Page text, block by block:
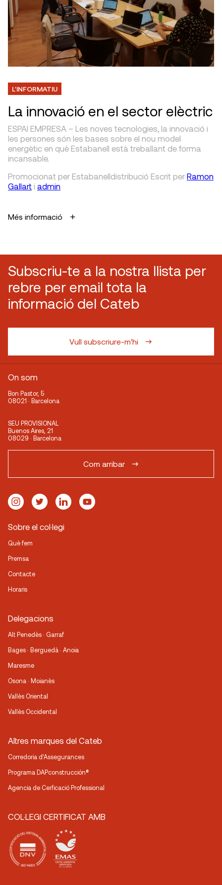
L'INFORMATIU
La innovació en el sector elèctric
ESPAI EMPRESA – Les noves tecnologies, la innovació i
les persones són les bases sobre el nou model
energètic en què Estabanell està treballant de forma
incansable.
Promocionat per Estabanelldistribució Escrit per Ramon
Gallart i admin
Més informació
Subscriu-te a la nostra llista per
rebre per email tota la
informació del Cateb
Vull subscriure-m'hi
On som
Bon Pastor, 5
08021 · Barcelona
SEU PROVISIONAL
Buenos Aires, 21
08029 · Barcelona
Com arribar
Sobre el col·legi
Què fem
Premsa
Contacte
Horaris
Delegacions
Alt Penedès · Garraf
Bages · Berguedà · Anoia
Maresme
Osona · Moianès
Vallès Oriental
Vallès Occidental
Altres marques del Cateb
Corredoria d’Assegurances
Programa DAPconstrucción®
Agencia de Cerficació Professional
COL·LEGI CERTIFICAT AMB